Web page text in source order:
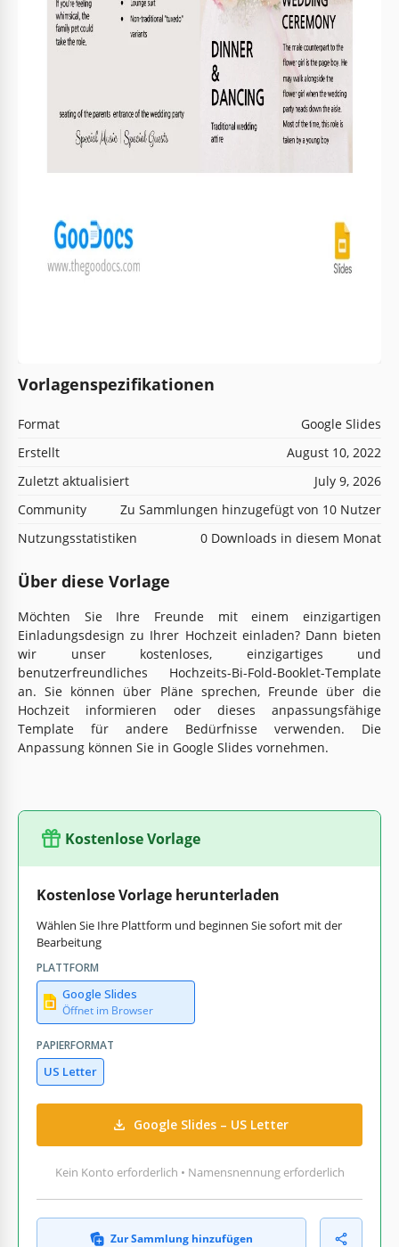
Vorlagenspezifikationen
Format
Google Slides
Erstellt
August 10, 2022
Zuletzt aktualisiert
July 9, 2026
Community
Zu Sammlungen hinzugefügt von 10 Nutzer
Nutzungsstatistiken
0 Downloads in diesem Monat
Über diese Vorlage
Möchten Sie Ihre Freunde mit einem einzigartigen
Einladungsdesign zu Ihrer Hochzeit einladen? Dann bieten
wir unser kostenloses, einzigartiges und
benutzerfreundliches Hochzeits-Bi-Fold-Booklet-Template
an. Sie können über Pläne sprechen, Freunde über die
Hochzeit informieren oder dieses anpassungsfähige
Template für andere Bedürfnisse verwenden. Die
Anpassung können Sie in Google Slides vornehmen.
Kostenlose Vorlage
Kostenlose Vorlage herunterladen
Wählen Sie Ihre Plattform und beginnen Sie sofort mit der
Bearbeitung
PLATTFORM
Google Slides
Öffnet im Browser
PAPIERFORMAT
US Letter
Google Slides – US Letter
Kein Konto erforderlich • Namensnennung erforderlich
Zur Sammlung hinzufügen